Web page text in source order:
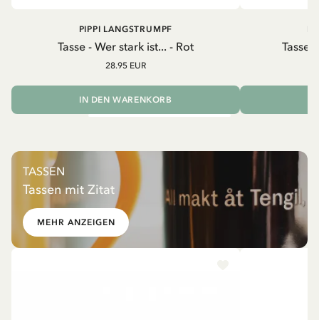
Tasse - Wer stark ist... - Rot
PIPPI LANGSTRUMPF
28.95 EUR
IN DEN WARENKORB
Tasse
TASSEN
Tassen mit Zitat
MEHR ANZEIGEN